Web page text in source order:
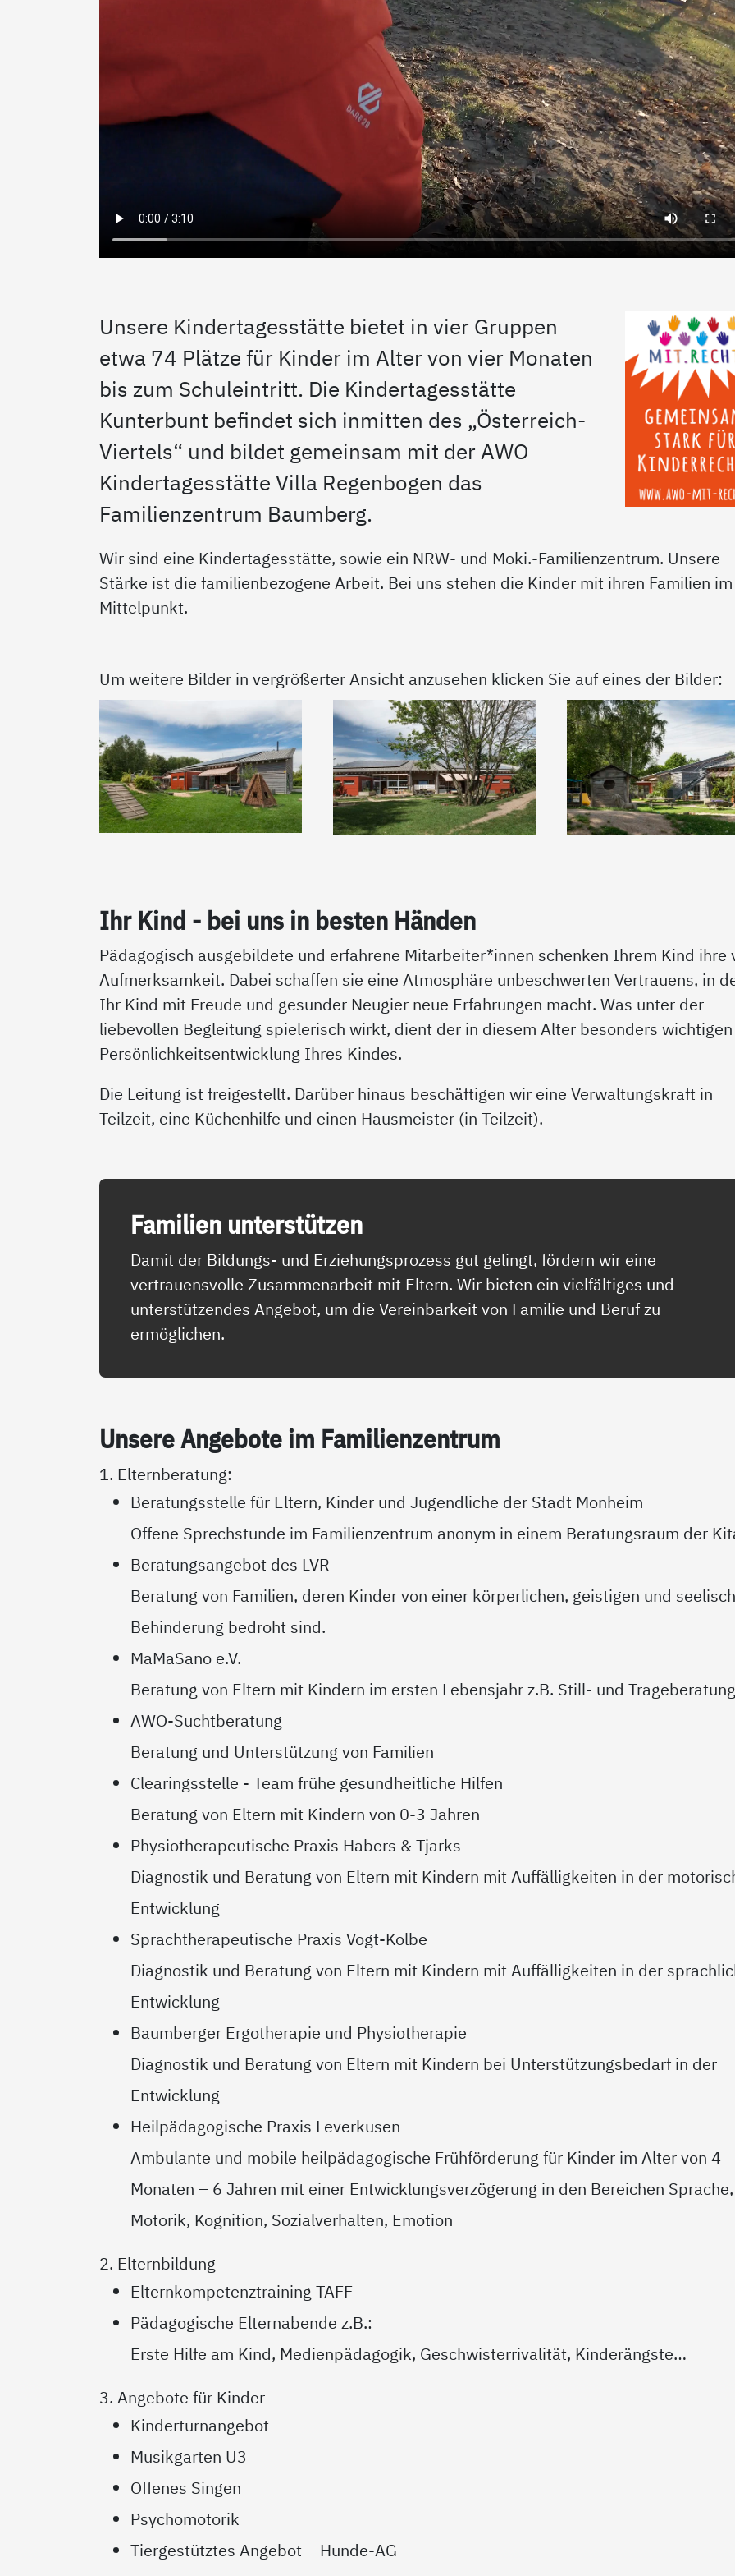
Unsere Kindertagesstätte bietet in vier Gruppen
etwa 74 Plätze für Kinder im Alter von vier Monaten
bis zum Schuleintritt. Die Kindertagesstätte
Kunterbunt befindet sich inmitten des „Österreich-
Viertels“ und bildet gemeinsam mit der AWO
Kindertagesstätte Villa Regenbogen das
Familienzentrum Baumberg.
Wir sind eine Kindertagesstätte, sowie ein NRW- und Moki.-Familienzentrum. Unsere
Stärke ist die familienbezogene Arbeit. Bei uns stehen die Kinder mit ihren Familien im
Mittelpunkt.
Um weitere Bilder in vergrößerter Ansicht anzusehen klicken Sie auf eines der Bilder:
Ihr Kind - bei uns in bes­ten Hän­den
Pädagogisch ausgebildete und erfahrene Mitarbeiter*innen schenken Ihrem Kind ihre
Aufmerksamkeit. Dabei schaffen sie eine Atmosphäre unbeschwerten Vertrauens, in
Ihr Kind mit Freude und gesunder Neugier neue Erfahrungen macht. Was unter der
liebevollen Begleitung spielerisch wirkt, dient der in diesem Alter besonders wichtigen
Persönlichkeitsentwicklung Ihres Kindes.
Die Leitung ist freigestellt. Darüber hinaus beschäftigen wir eine Verwaltungskraft in
Teilzeit, eine Küchenhilfe und einen Hausmeister (in Teilzeit).
Fa­mi­li­en un­ter­stüt­zen
Damit der Bildungs- und Erziehungsprozess gut gelingt, fördern wir eine
vertrauensvolle Zusammenarbeit mit Eltern. Wir bieten ein vielfältiges und
unterstützendes Angebot, um die Vereinbarkeit von Familie und Beruf zu
ermöglichen.
Un­se­re An­ge­bo­te im Fa­mi­li­en­zen­trum
1. Elternberatung:
Beratungsstelle für Eltern, Kinder und Jugendliche der Stadt Monheim
Offene Sprechstunde im Familienzentrum anonym in einem Beratungsraum der
Beratungsangebot des LVR
Beratung von Familien, deren Kinder von einer körperlichen, geistigen und
Behinderung bedroht sind.
MaMaSano e.V.
Beratung von Eltern mit Kindern im ersten Lebensjahr z.B. Still- und Trageberatung
AWO-Suchtberatung
Beratung und Unterstützung von Familien
Clearingsstelle - Team frühe gesundheitliche Hilfen
Beratung von Eltern mit Kindern von 0-3 Jahren
Physiotherapeutische Praxis Habers & Tjarks
Diagnostik und Beratung von Eltern mit Kindern mit Auffälligkeiten in der
Entwicklung
Sprachtherapeutische Praxis Vogt-Kolbe
Diagnostik und Beratung von Eltern mit Kindern mit Auffälligkeiten in der
Entwicklung
Baumberger Ergotherapie und Physiotherapie
Diagnostik und Beratung von Eltern mit Kindern bei Unterstützungsbedarf in der
Entwicklung
Heilpädagogische Praxis Leverkusen
Ambulante und mobile heilpädagogische Frühförderung für Kinder im Alter von 4
Monaten – 6 Jahren mit einer Entwicklungsverzögerung in den Bereichen Sprache,
Motorik, Kognition, Sozialverhalten, Emotion
2. Elternbildung
Elternkompetenztraining TAFF
Pädagogische Elternabende z.B.:
Erste Hilfe am Kind, Medienpädagogik, Geschwisterrivalität, Kinderängste…
3. Angebote für Kinder
Kinderturnangebot
Musikgarten U3
Offenes Singen
Psychomotorik
Tiergestütztes Angebot – Hunde-AG